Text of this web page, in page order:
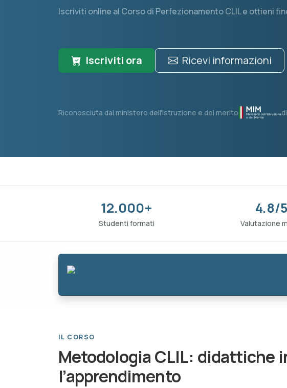
Iscriviti online al Corso di Perfezionamento CLIL e ottieni
Iscriviti ora Ricevi informazioni
Riconosciuta dal ministero dell'istruzione e del merito
12.000+
Studenti formati
4.8/5
Valutazione
IL CORSO
Metodologia CLIL: didattiche
l’apprendimento